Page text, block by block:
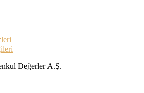
Değerler A.Ş.